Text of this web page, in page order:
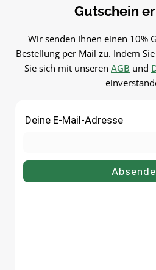
Gutschein
Wir senden Ihnen einen 10%
Bestellung per Mail zu. Indem
Sie sich mit unseren AGB und